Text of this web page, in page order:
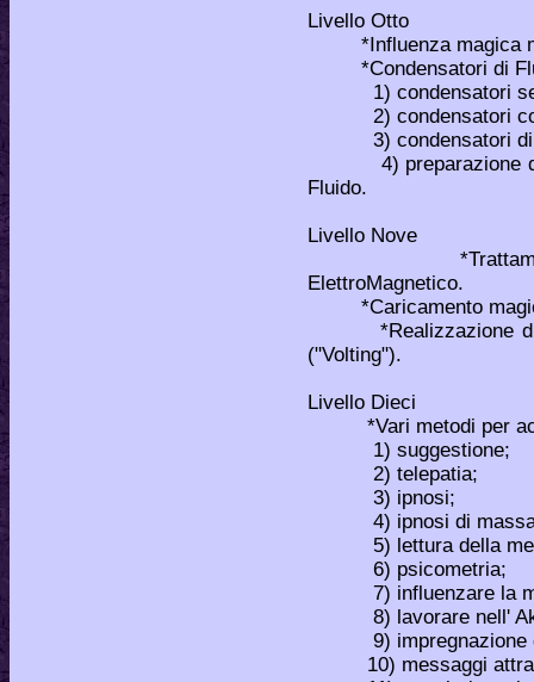
Livello Otto
*Influenza magica
*Condensatori di
1) condensatori
2) condensatori
3) condensatori di
4) preparazione di
Fluido.
Livello Nove
*Trattamento
ElettroMagnetico.
*Caricamento
*Realizzazione di
("Volting").
Livello Dieci
*Vari metodi per
1) suggestione;
2) telepatia;
3) ipnosi;
4) ipnosi di
5) lettura della
6) psicometria;
7) influenzare la
8) lavorare nell'
9) impregnazione di
10) messaggi